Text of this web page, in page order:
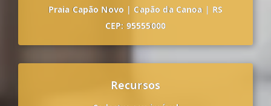
Praia Capão Novo | Capão da Canoa | RS
CEP: 95555000
Recursos